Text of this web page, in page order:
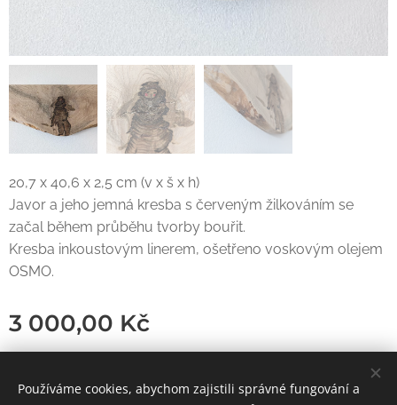
20,7 x 40,6 x 2,5 cm (v x š x h)
Javor a jeho jemná kresba s červeným žilkováním se
začal během průběhu tvorby bouřit.
Kresba inkoustovým linerem, ošetřeno voskovým olejem
OSMO.
3 000,00 Kč
Používáme cookies, abychom zajistili správné fungování a